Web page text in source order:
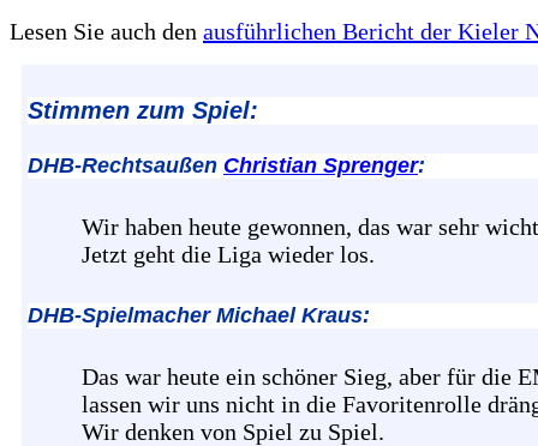
Lesen Sie auch den ausführlichen Bericht der Kieler
Stimmen zum Spiel:
DHB-Rechtsaußen Christian Sprenger:
Wir haben heute gewonnen, das war sehr
Jetzt geht die Liga wieder los.
DHB-Spielmacher Michael Kraus:
Das war heute ein schöner Sieg, aber für die
lassen wir uns nicht in die Favoritenrolle
Wir denken von Spiel zu Spiel.